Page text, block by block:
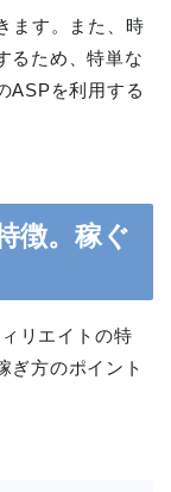
ます。また、時
るため、特単な
ASPを利用する
徴。稼ぐ
リエイトの特
ぎ方のポイント